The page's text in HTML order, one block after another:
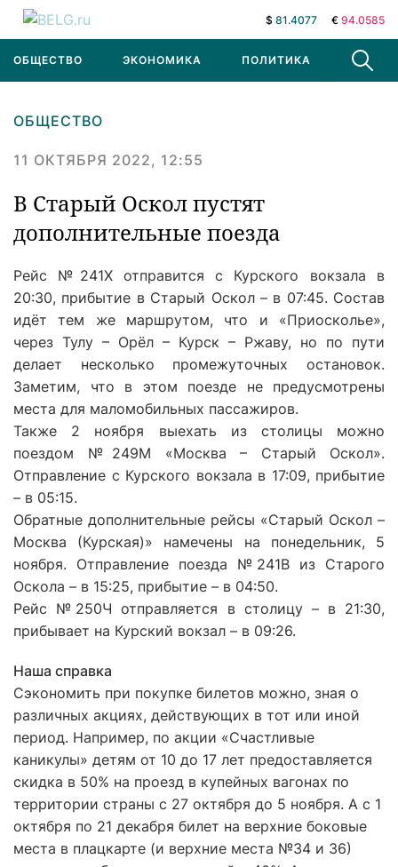
$ 81.4077 € 94.0585
ОБЩЕСТВО ЭКОНОМИКА ПОЛИТИКА В МИРЕ
ОБЩЕСТВО
11 ОКТЯБРЯ 2022, 12:55
В Старый Оскол пустят
дополнительные поезда
Рейс №241Х отправится с Курского вокзала в
20:30, прибытие в Старый Оскол – в 07:45. Состав
идёт тем же маршрутом, что и «Приосколье»,
через Тулу – Орёл – Курск – Ржаву, но по пути
делает несколько промежуточных остановок.
Заметим, что в этом поезде не предусмотрены
места для маломобильных пассажиров.
Также 2 ноября выехать из столицы можно
поездом №249М «Москва – Старый Оскол».
Отправление с Курского вокзала в 17:09, прибытие
– в 05:15.
Обратные дополнительные рейсы «Старый Оскол –
Москва (Курская)» намечены на понедельник, 5
ноября. Отправление поезда №241В из Старого
Оскола – в 15:25, прибытие – в 04:50.
Рейс №250Ч отправляется в столицу – в 21:30,
прибывает на Курский вокзал – в 09:26.
Наша справка
Сэкономить при покупке билетов можно, зная о
различных акциях, действующих в тот или иной
период. Например, по акции «Счастливые
каникулы» детям от 10 до 17 лет предоставляется
скидка в 50% на проезд в купейных вагонах по
территории страны с 27 октября до 5 ноября. А с 1
октября по 21 декабря билет на верхние боковые
места в плацкарте (и верхние места №34 и 36)